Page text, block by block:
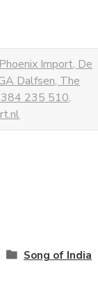
Import, De
Dalfsen, The
235 510,
Song of India